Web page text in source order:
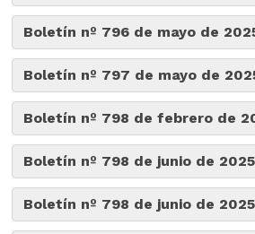
Boletín nº 796 de mayo de
Boletín nº 797 de mayo de
Boletín nº 798 de febrero de
Boletín nº 798 de junio de 2025
Boletín nº 798 de junio de 2025